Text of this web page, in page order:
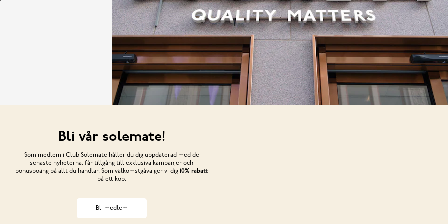
Bli vår solemate!
Som medlem i Club Solemate håller du dig uppdaterad med de
senaste nyheterna, får tillgång till exklusiva kampanjer och
bonuspoäng på allt du handlar. Som välkomstgåva ger vi dig 10% rabatt
på ett köp.
Bli medlem